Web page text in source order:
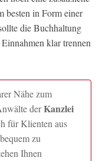
besten in Form einer
die Buchhaltung
klar trennen
Nähe zum
derKanzlei
für Klienten aus
zu
Ihnen